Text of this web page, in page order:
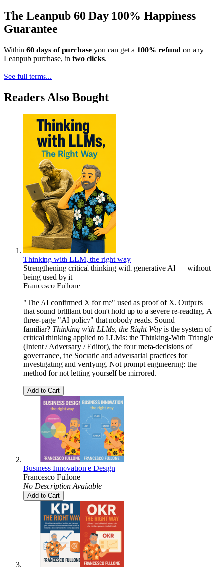
The Leanpub 60 Day 100% Happiness
Guarantee
Within 60 days of purchase you can get a 100% refund on any
Leanpub purchase, in two clicks.
See full terms...
Readers Also Bought
Thinking with LLM, the right way
Strengthening critical thinking with generative AI — without
being used by it
Francesco Fullone
"The AI confirmed X for me" used as proof of X. Outputs
that sound brilliant but don't hold up to a severe re-reading. A
three-page "AI policy" that nobody reads. Sound
familiar? Thinking with LLMs, the Right Way is the system of
critical thinking applied to LLMs: the Thinking-With Triangle
(Intent / Adversary / Editor), the four meta-decisions of
governance, the Socratic and adversarial practices for
investigating and verifying. Not prompt engineering: the
method for not letting yourself be mirrored.
Add to Cart
Business Innovation e Design
Francesco Fullone
No Description Available
Add to Cart